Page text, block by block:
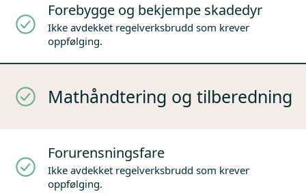
Forebygge og bekjempe skadedyr
Ikke avdekket regelverksbrudd som krever
oppfølging.
Mathåndtering og tilberedning
Forurensningsfare
Ikke avdekket regelverksbrudd som krever
oppfølging.